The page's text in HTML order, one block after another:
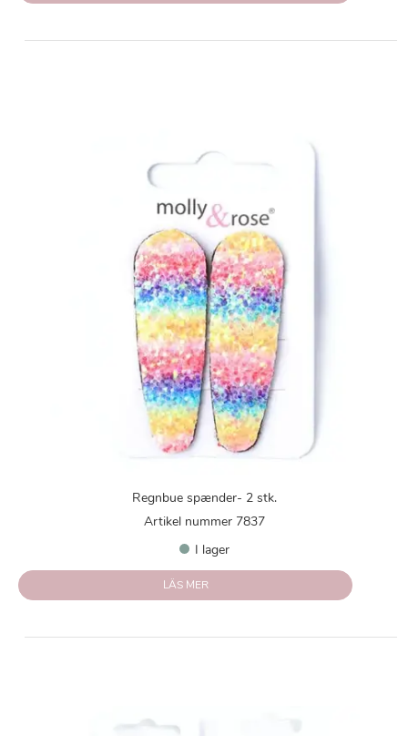
Regnbue spænder- 2 stk.
Artikel nummer 7837
I lager
LÄS MER